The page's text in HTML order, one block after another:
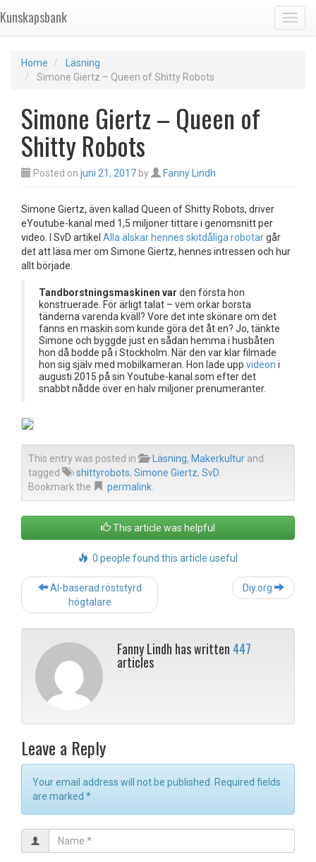
Kunskapsbank
Home
Läsning
Simone Giertz – Queen of Shitty Robots
Simone Giertz – Queen of
Shitty Robots
Posted on juni 21, 2017 by Fanny Lindh
Simone Giertz, även kallad Queen of Shitty Robots, driver
eYoutube-kanal med 1,5 miljoner tittare i genomsnitt per
video. I SvD artikel Alla älskar hennes skitdåliga robotargår
det att läsa mer om Simone Giertz, hennes intressen och hur
allt började.
Tandborstningsmaskinen var den första hon
konstruerade. För ärligt talat – vem orkar borsta
tänderna varenda kväll? Vore det inte skönare om det
fanns en maskin som kunde göra det åt en? Jo, tänkte
Simone och byggde just en sådan hemma i husbåten
hon då bodde på i Stockholm. När den var klar filmade
hon sig själv med mobilkameran. Hon lade upp videon i
augusti 2015 på sin Youtube-kanal som efter det
snabbt nådde över en halv miljoner prenumeranter.
This entry was posted in Läsning, Makerkultur and
tagged
shittyrobots, Simone Giertz, SvD.
Bookmark the
permalink.
This article was helpful
0 people found this article useful
Post
AI-baserad röststyrd
högtalare
Diy.org
Fanny Lindh has written 447
articles
Leave a Reply
Your email address will not be published. Required fields
are marked *
a